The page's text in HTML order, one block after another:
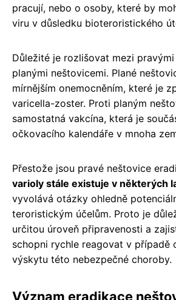
pracují, nebo o osoby, které by
viru v důsledku bioteroristického
Důležité je rozlišovat mezi
planými neštovicemi. Plané
mírnějším onemocněním, které je
varicella-zoster. Proti planým
samostatná vakcína, která je
očkovacího kalendáře v mnoha
Přestože jsou pravé neštovice
varioly stále existuje v některých
vyvolává otázky ohledně
teroristickým účelům. Proto je
určitou úroveň připravenosti a
schopni rychle reagovat v případě
výskytu této nebezpečné choroby.
Význam eradikace